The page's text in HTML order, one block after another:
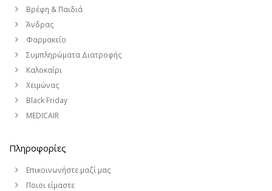
Βρέφη & Παιδιά
Άνδρας
Φαρμακείο
Συμπληρώματα Διατροφής
Καλοκαίρι
Χειμώνας
Black Friday
MEDICAIR
Πληροφορίες
Επικοινωνήστε μαζί μας
Ποιοι είμαστε